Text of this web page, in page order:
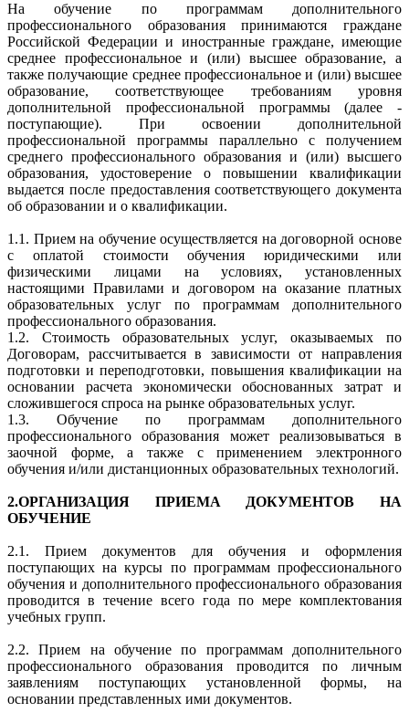
На обучение по программам дополнительного
профессионального образования принимаются граждане
Российской Федерации и иностранные граждане, имеющие
среднее профессиональное и (или) высшее образование, а
также получающие среднее профессиональное и (или) высшее
образование, соответствующее требованиям уровня
дополнительной профессиональной программы (далее -
поступающие). При освоении дополнительной
профессиональной программы параллельно с получением
среднего профессионального образования и (или) высшего
образования, удостоверение о повышении квалификации
выдается после предоставления соответствующего документа
об образовании и о квалификации.
1.1. Прием на обучение осуществляется на договорной основе
с оплатой стоимости обучения юридическими или
физическими лицами на условиях, установленных
настоящими Правилами и договором на оказание платных
образовательных услуг по программам дополнительного
профессионального образования.
1.2. Стоимость образовательных услуг, оказываемых по
Договорам, рассчитывается в зависимости от направления
подготовки и переподготовки, повышения квалификации на
основании расчета экономически обоснованных затрат и
сложившегося спроса на рынке образовательных услуг.
1.3. Обучение по программам дополнительного
профессионального образования может реализовываться в
заочной форме, а также с применением электронного
обучения и/или дистанционных образовательных технологий.
2.ОРГАНИЗАЦИЯ ПРИЕМА ДОКУМЕНТОВ НА
ОБУЧЕНИЕ
2.1. Прием документов для обучения и оформления
поступающих на курсы по программам профессионального
обучения и дополнительного профессионального образования
проводится в течение всего года по мере комплектования
учебных групп.
2.2. Прием на обучение по программам дополнительного
профессионального образования проводится по личным
заявлениям поступающих установленной формы, на
основании представленных ими документов.